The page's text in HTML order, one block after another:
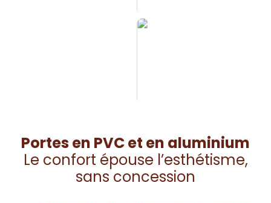
Portes en PVC et en aluminium
Le confort épouse l’esthétisme,
sans concession